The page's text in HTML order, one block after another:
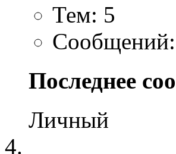
Тем: 5
Последнее
Личный